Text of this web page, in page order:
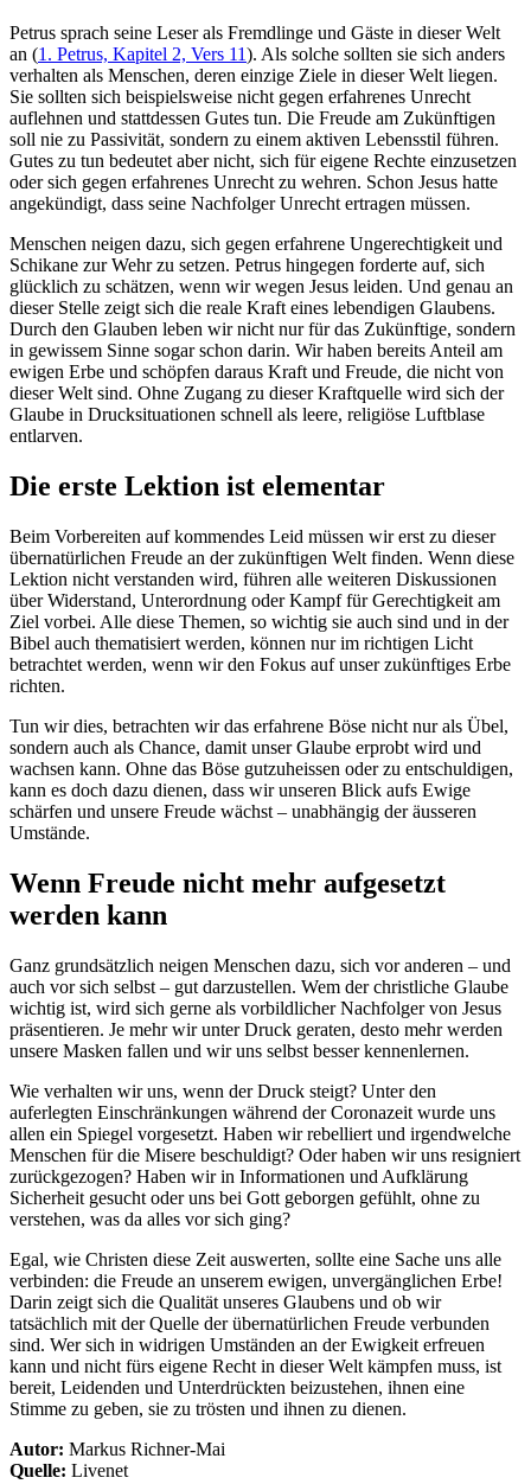
Petrus sprach seine Leser als Fremdlinge und Gäste in dieser Welt
an (1. Petrus, Kapitel 2, Vers 11). Als solche sollten sie sich anders
verhalten als Menschen, deren einzige Ziele in dieser Welt liegen.
Sie sollten sich beispielsweise nicht gegen erfahrenes Unrecht
auflehnen und stattdessen Gutes tun. Die Freude am Zukünftigen
soll nie zu Passivität, sondern zu einem aktiven Lebensstil führen.
Gutes zu tun bedeutet aber nicht, sich für eigene Rechte einzusetzen
oder sich gegen erfahrenes Unrecht zu wehren. Schon Jesus hatte
angekündigt, dass seine Nachfolger Unrecht ertragen müssen.
Menschen neigen dazu, sich gegen erfahrene Ungerechtigkeit und
Schikane zur Wehr zu setzen. Petrus hingegen forderte auf, sich
glücklich zu schätzen, wenn wir wegen Jesus leiden. Und genau an
dieser Stelle zeigt sich die reale Kraft eines lebendigen Glaubens.
Durch den Glauben leben wir nicht nur für das Zukünftige, sondern
in gewissem Sinne sogar schon darin. Wir haben bereits Anteil am
ewigen Erbe und schöpfen daraus Kraft und Freude, die nicht von
dieser Welt sind. Ohne Zugang zu dieser Kraftquelle wird sich der
Glaube in Drucksituationen schnell als leere, religiöse Luftblase
entlarven.
Die erste Lektion ist elementar
Beim Vorbereiten auf kommendes Leid müssen wir erst zu dieser
übernatürlichen Freude an der zukünftigen Welt finden. Wenn diese
Lektion nicht verstanden wird, führen alle weiteren Diskussionen
über Widerstand, Unterordnung oder Kampf für Gerechtigkeit am
Ziel vorbei. Alle diese Themen, so wichtig sie auch sind und in der
Bibel auch thematisiert werden, können nur im richtigen Licht
betrachtet werden, wenn wir den Fokus auf unser zukünftiges Erbe
richten.
Tun wir dies, betrachten wir das erfahrene Böse nicht nur als Übel,
sondern auch als Chance, damit unser Glaube erprobt wird und
wachsen kann. Ohne das Böse gutzuheissen oder zu entschuldigen,
kann es doch dazu dienen, dass wir unseren Blick aufs Ewige
schärfen und unsere Freude wächst – unabhängig der äusseren
Umstände.
Wenn Freude nicht mehr aufgesetzt
werden kann
Ganz grundsätzlich neigen Menschen dazu, sich vor anderen – und
auch vor sich selbst – gut darzustellen. Wem der christliche Glaube
wichtig ist, wird sich gerne als vorbildlicher Nachfolger von Jesus
präsentieren. Je mehr wir unter Druck geraten, desto mehr werden
unsere Masken fallen und wir uns selbst besser kennenlernen.
Wie verhalten wir uns, wenn der Druck steigt? Unter den
auferlegten Einschränkungen während der Coronazeit wurde uns
allen ein Spiegel vorgesetzt. Haben wir rebelliert und irgendwelche
Menschen für die Misere beschuldigt? Oder haben wir uns resigniert
zurückgezogen? Haben wir in Informationen und Aufklärung
Sicherheit gesucht oder uns bei Gott geborgen gefühlt, ohne zu
verstehen, was da alles vor sich ging?
Egal, wie Christen diese Zeit auswerten, sollte eine Sache uns alle
verbinden: die Freude an unserem ewigen, unvergänglichen Erbe!
Darin zeigt sich die Qualität unseres Glaubens und ob wir
tatsächlich mit der Quelle der übernatürlichen Freude verbunden
sind. Wer sich in widrigen Umständen an der Ewigkeit erfreuen
kann und nicht fürs eigene Recht in dieser Welt kämpfen muss, ist
bereit, Leidenden und Unterdrückten beizustehen, ihnen eine
Stimme zu geben, sie zu trösten und ihnen zu dienen.
Autor: Markus Richner-Mai
Quelle: Livenet